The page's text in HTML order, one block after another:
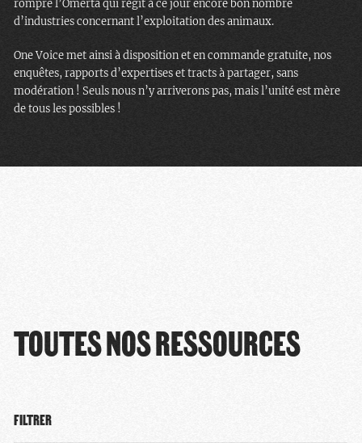
rompre l’Omerta qui régit à ce jour encore bon nombre
d’industries concernant l’exploitation des animaux.
One Voice met ainsi à disposition et en commande gratuite, nos
enquêtes, rapports d’expertises et tracts à partager, sans
modération ! Seuls nous n’y arriverons pas, mais l’unité est mère
de tous les possibles !
TOUTES NOS RESSOURCES
FILTRER